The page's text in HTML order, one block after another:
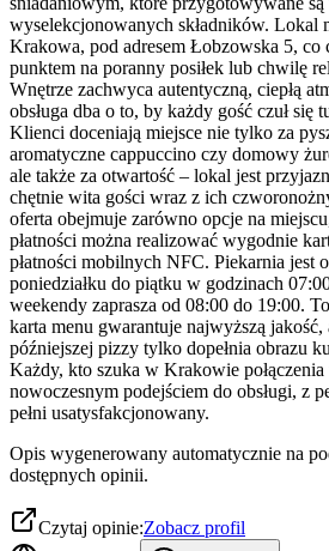
wyselekcjonowanych składników. Lokal
Krakowa, pod adresem Łobzowska 5, co
punktem na poranny posiłek lub chwilę
Wnętrze zachwyca autentyczną, ciepłą
obsługa dba o to, by każdy gość czuł
Klienci doceniają miejsce nie tylko za
aromatyczne cappuccino czy domowy
ale także za otwartość – lokal jest
chętnie wita gości wraz z ich
oferta obejmuje zarówno opcje na
płatności można realizować wygodnie
płatności mobilnych NFC. Piekarnia jest
poniedziałku do piątku w godzinach
weekendy zaprasza od 08:00 do 19:00.
karta menu gwarantuje najwyższą
późniejszej pizzy tylko dopełnia obrazu
Każdy, kto szuka w Krakowie połączenia
nowoczesnym podejściem do obsługi, z
pełni usatysfakcjonowany.
Opis wygenerowany automatycznie na
dostępnych opinii.
Czytaj opinie:Zobacz profil